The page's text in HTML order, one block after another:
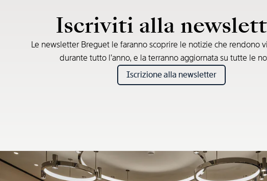
Iscriviti alla
Le newsletter Breguet le faranno scoprire le notizie che rendono
durante tutto l’anno, e la terranno aggiornata su tutte le
Iscrizione alla newsletter